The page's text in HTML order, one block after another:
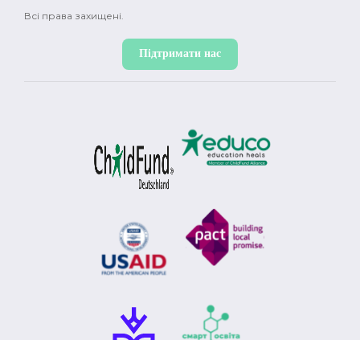
Всі права захищені.
Підтримати нас